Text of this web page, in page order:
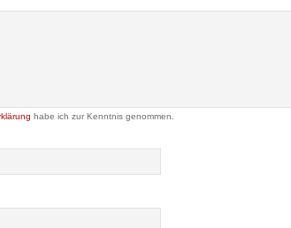
habe ich zur Kenntnis genommen.